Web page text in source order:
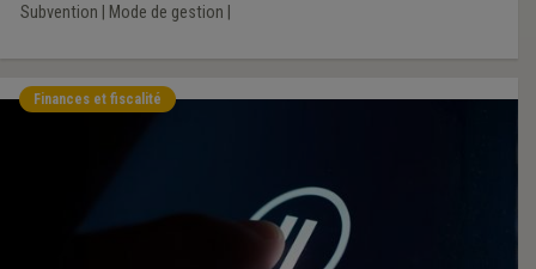
Subvention Mode de gestion
Finances et fiscalité